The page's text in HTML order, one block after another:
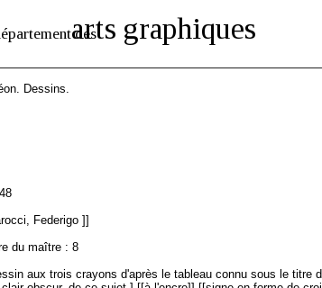
des
arts graphiques
Dessins.
Federigo ]]
du maître : 8
aux trois crayons d'après le tableau connu sous le titre